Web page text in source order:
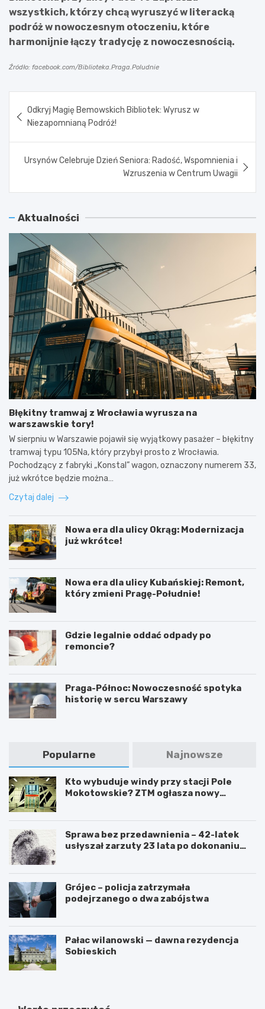
wszystkich, którzy chcą wyruszyć w literacką
podróż w nowoczesnym otoczeniu, które
harmonijnie łączy tradycję z nowoczesnością.
Źródło: facebook.com/Biblioteka.Praga.Poludnie
wpisu
Odkryj Magię Bemowskich Bibliotek: Wyrusz w
Niezapomnianą Podróż!
Ursynów Celebruje Dzień Seniora: Radość, Wspomnienia i
Wzruszenia w Centrum Uwagii
Aktualności
Błękitny tramwaj z Wrocławia wyrusza na
warszawskie tory!
W sierpniu w Warszawie pojawił się wyjątkowy pasażer – błękitny
tramwaj typu 105Na, który przybył prosto z Wrocławia.
Pochodzący z fabryki „Konstal” wagon, oznaczony numerem 33,
już wkrótce będzie można…
Czytaj dalej
Nowa era dla ulicy Okrąg: Modernizacja
już wkrótce!
Nowa era dla ulicy Kubańskiej: Remont,
który zmieni Pragę-Południe!
Gdzie legalnie oddać odpady po
remoncie?
Praga-Północ: Nowoczesność spotyka
historię w sercu Warszawy
Popularne Najnowsze
Kto wybuduje windy przy stacji Pole
Mokotowskie? ZTM ogłasza nowy
Sprawa bez przedawnienia – 42-latek
usłyszał zarzuty 23 lata po dokonaniu
Grójec – policja zatrzymała
podejrzanego o dwa zabójstwa
Pałac wilanowski — dawna rezydencja
Sobieskich